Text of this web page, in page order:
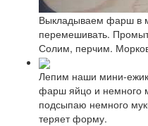
Выкладываем фарш в
перемешивать.
Солим, перчим.
Лепим наши мини-
фарш яйцо и немного
подсыпаю немного
теряет форму.